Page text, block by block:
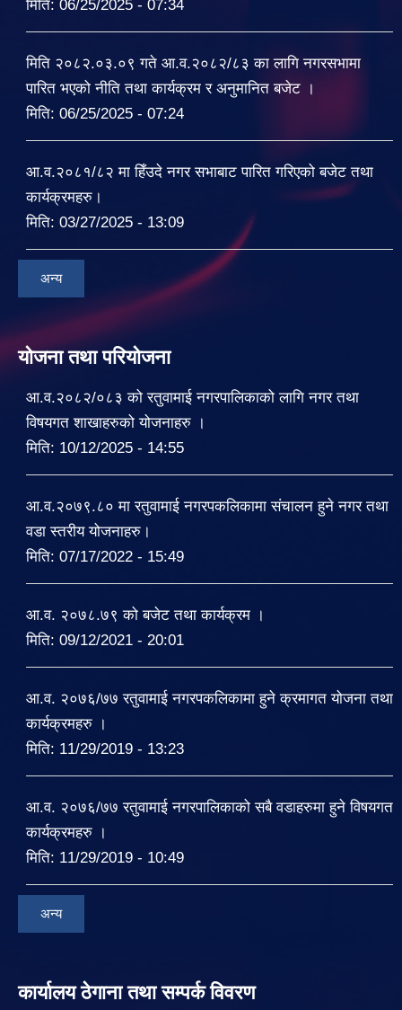
मिति: 06/25/2025 - 07:34
मिति २०८२.०३.०९ गते आ.व.२०८२/८३ का लागि नगरसभामा
पारित भएको नीति तथा कार्यक्रम र अनुमानित बजेट ।
मिति: 06/25/2025 - 07:24
आ.व.२०८१/८२ मा हिँउदे नगर सभाबाट पारित गरिएको बजेट तथा
कार्यक्रमहरु।
मिति: 03/27/2025 - 13:09
अन्य
योजना तथा परियोजना
आ.व.२०८२/०८३ को रतुवामाई नगरपालिकाको लागि नगर तथा
विषयगत शाखाहरुको योजनाहरु ।
मिति: 10/12/2025 - 14:55
आ.व.२०७९.८० मा रतुवामाई नगरपकलिकामा संचालन हुने नगर तथा
वडा स्तरीय योजनाहरु।
मिति: 07/17/2022 - 15:49
आ.व. २०७८.७९ को बजेट तथा कार्यक्रम ।
मिति: 09/12/2021 - 20:01
आ.व. २०७६/७७ रतुवामाई नगरपकलिकामा हुने क्रमागत योजना तथा
कार्यक्रमहरु ।
मिति: 11/29/2019 - 13:23
आ.व. २०७६/७७ रतुवामाई नगरपालिकाको सबै वडाहरुमा हुने विषयगत
कार्यक्रमहरु ।
मिति: 11/29/2019 - 10:49
अन्य
कार्यालय ठेगाना तथा सम्पर्क विवरण